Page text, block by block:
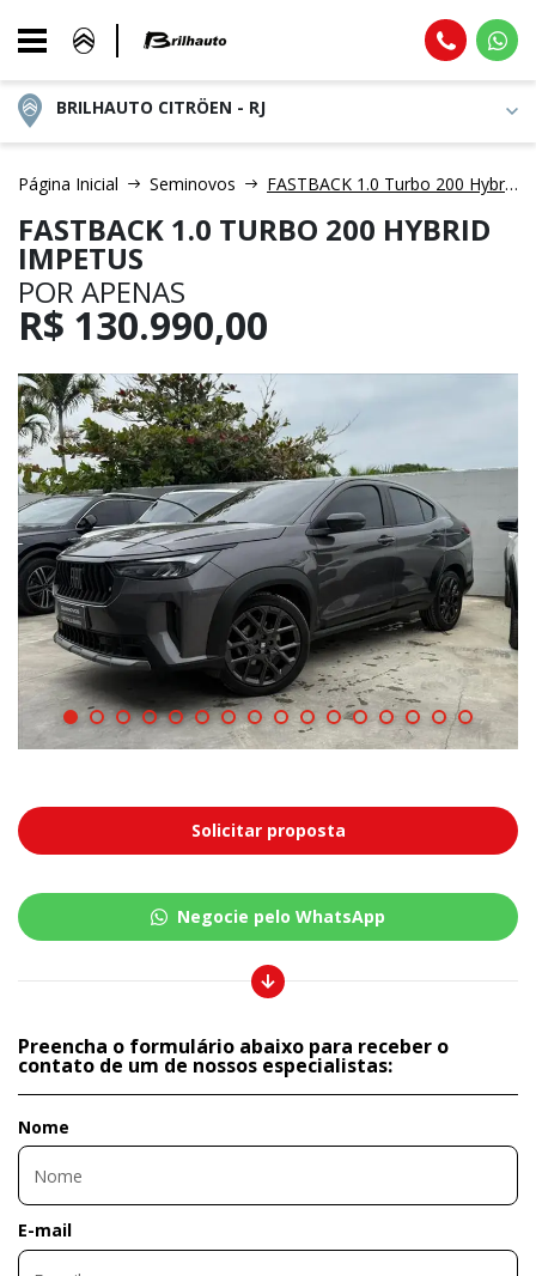
BRILHAUTO CITRÖEN - RJ
Página Inicial Seminovos FASTBACK 1.0 Turbo 200 Hybrid Impetus
FASTBACK 1.0 TURBO 200 HYBRID
IMPETUS
POR APENAS
R$ 130.990,00
Solicitar proposta
Negocie pelo WhatsApp
Preencha o formulário abaixo para receber o
contato de um de nossos especialistas:
Nome
E-mail